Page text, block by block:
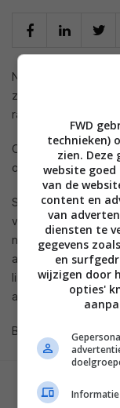
Niet alleen de
zien, maar ook
ray spelers en 3D
Ook de onlangs
ontworpen door
Samsung heeft
van het bedrijf
nieuwe techniek.
als eerste
lineup van 3D Blu-
apparatuur.
Bron: Samsung
FWD
technieken)
zien. Deze
website
van de
content en
van
diensten te
gegevens
en
wijzigen door
opties'